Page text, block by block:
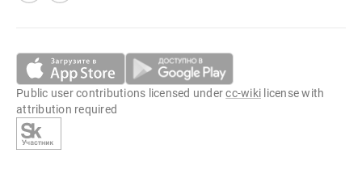
Public user contributions licensed undercc-wiki license with
attribution required